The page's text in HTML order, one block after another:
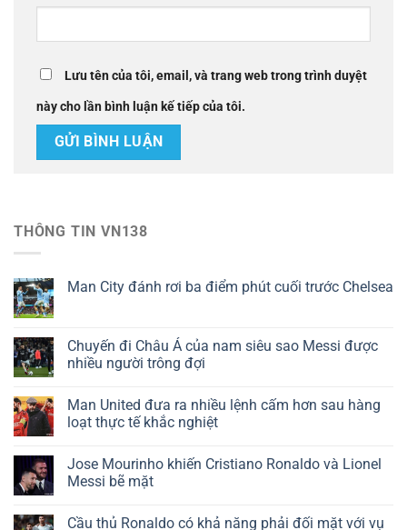
Lưu tên của tôi, email, và trang web trong trình duyệt
này cho lần bình luận kế tiếp của tôi.
THÔNG TIN VN138
Man City đánh rơi ba điểm phút cuối trước Chelsea
Chuyến đi Châu Á của nam siêu sao Messi được
nhiều người trông đợi
Man United đưa ra nhiều lệnh cấm hơn sau hàng
loạt thực tế khắc nghiệt
Jose Mourinho khiến Cristiano Ronaldo và Lionel
Messi bẽ mặt
Cầu thủ Ronaldo có khả năng phải đối mặt với vụ